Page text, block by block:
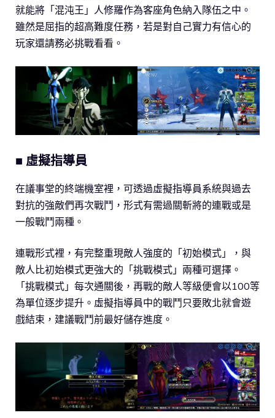
就能將「混沌王」人修羅作為客座角色納入隊伍之中。
雖然是屈指的超高難度任務，若是對自己實力有信心的
玩家還請務必挑戰看看。
■ 虛擬指導員
在議事堂的終端機室裡，可透過虛擬指導員系統與過去
對抗的強敵們再次戰鬥，形式有需過關斬將的連戰或是
一般戰鬥兩種。
連戰形式裡，有完整重現敵人強度的「初始模式」，與
敵人比初始模式更強大的「挑戰模式」兩種可選擇。
「挑戰模式」每次通關後，再戰的敵人等級便會以100等
為單位逐步提升。虛擬指導員中的戰鬥只要敗北就會遊
戲結束，建議戰鬥前最好儲存進度。